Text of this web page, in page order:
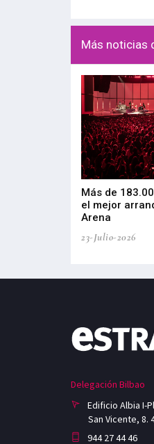
Más noticias
Más de
el mejor
Arena
23-Julio-2026
Delegación Bilbao
Edificio Albia I-
San Vicente, 8.
944 27 44 46